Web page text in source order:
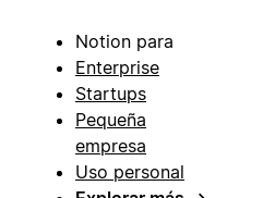
Notion para
Enterprise
Startups
Pequeña
empresa
Uso personal